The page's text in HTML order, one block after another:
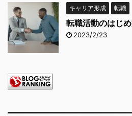
キャリア形成 転職
転職活動のはじ
2023/2/23